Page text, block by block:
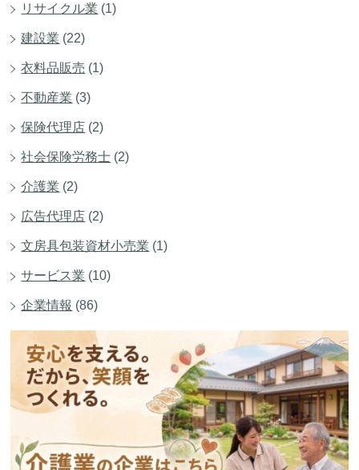
リサイクル業 (1)
建設業 (22)
衣料品販売 (1)
不動産業 (3)
保険代理店 (2)
社会保険労務士 (2)
介護業 (2)
広告代理店 (2)
文房具包装資材小売業 (1)
サービス業 (10)
企業情報 (86)